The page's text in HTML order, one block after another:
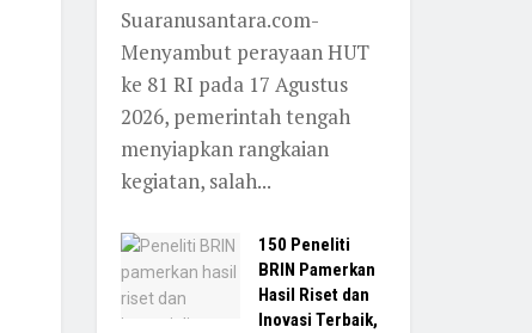
Suaranusantara.com-
Menyambut perayaan HUT
ke 81 RI pada 17 Agustus
2026, pemerintah tengah
menyiapkan rangkaian
kegiatan, salah...
150 Peneliti
BRIN Pamerkan
Hasil Riset dan
Inovasi Terbaik,